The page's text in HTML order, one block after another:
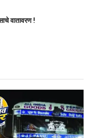
वातावरण !